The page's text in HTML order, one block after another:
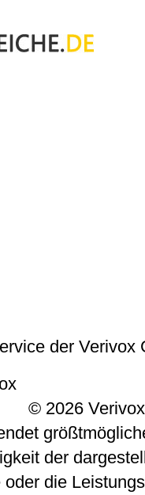
der Verivox
© 2026
der
oder die